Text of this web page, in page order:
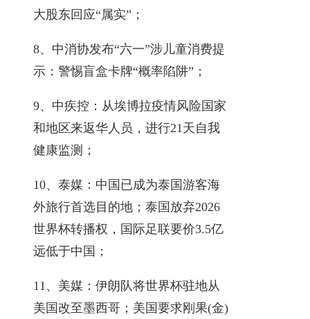
大股东回应“属实”；
8、中消协发布“六一”涉儿童消费提
示：警惕盲盒卡牌“概率陷阱”；
9、中疾控：从埃博拉疫情风险国家
和地区来返华人员，进行21天自我
健康监测；
10、泰媒：中国‌已成为‌泰国游客海
外旅行首选目的地；泰国放弃2026
世界杯转播权，国际足联要价3.5亿
远低于中国；
11、美媒：伊朗队将世界杯驻地从
美国改至墨西哥；美国要求刚果(金)